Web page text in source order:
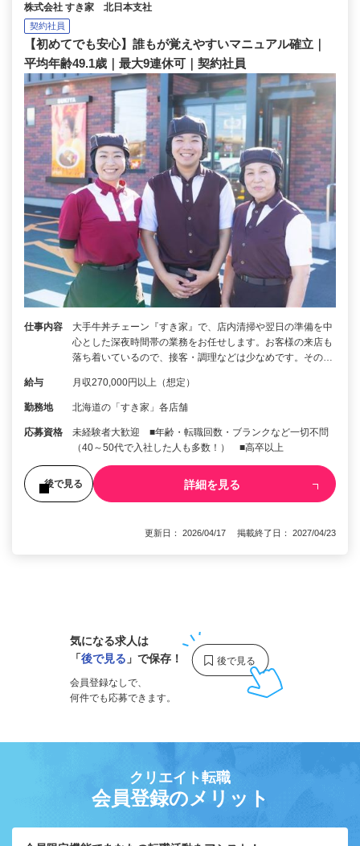
株式会社 すき家 北日本支社
契約社員
【初めてでも安心】誰もが覚えやすいマニュアル確立｜
平均年齢49.1歳｜最大9連休可｜契約社員
仕事内容
大手牛丼チェーン『すき家』で、店内清掃や翌日の準備を中
心とした深夜時間帯の業務をお任せします。お客様の来店も
落ち着いているので、接客・調理などは少なめです。その…
給与 月収270,000円以上（想定）
勤務地 北海道の「すき家」各店舗
応募資格
未経験者大歓迎 ■年齢・転職回数・ブランクなど一切不問
（40～50代で入社した人も多数！） ■高卒以上
後で見る 詳細を見る
更新日： 2026/04/17 掲載終了日： 2027/04/23
気になる求人は
「後で見る 」で保存！
会員登録なしで、
何件でも応募できます。
クリエイト転職
会員登録のメリット